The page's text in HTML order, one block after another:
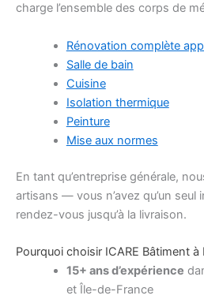
charge l’ensemble des corps de
Rénovation complète
Salle de bain
Cuisine
Isolation thermique
Peinture
Mise aux normes
En tant qu’entreprise générale,
artisans — vous n’avez qu’un seul
rendez-vous jusqu’à la livraison.
Pourquoi choisir ICARE Bâtiment à
15+ ans d’expérience
et Île-de-France